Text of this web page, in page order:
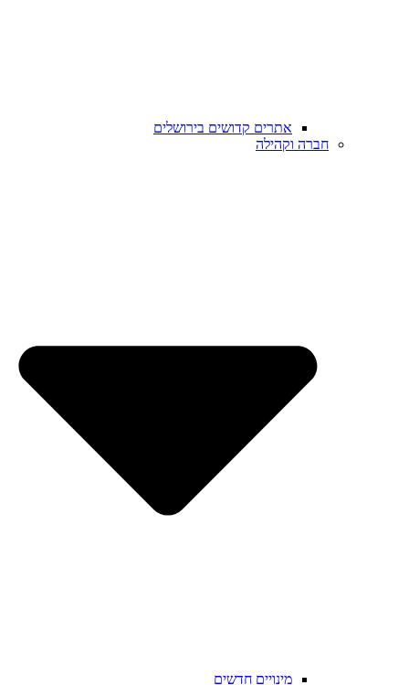
אתרים קדושים בירושלים
חברה וקהילה
מינויים חדשים